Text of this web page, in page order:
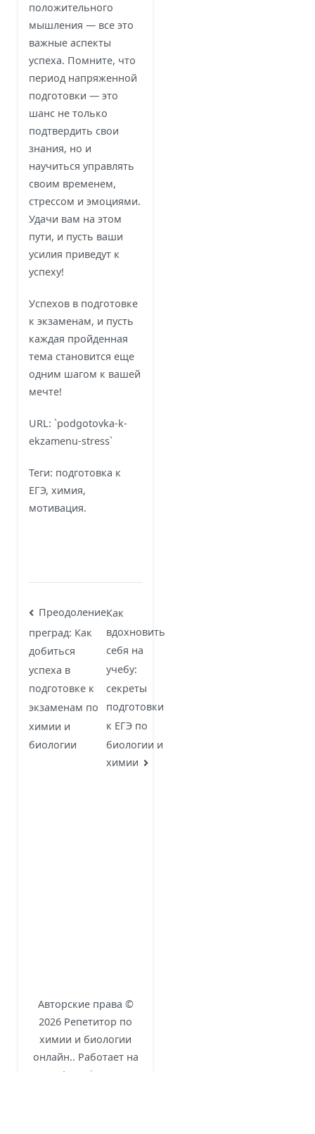
положительного
мышления — все это
важные аспекты
успеха. Помните, что
период напряженной
подготовки — это
шанс не только
подтвердить свои
знания, но и
научиться управлять
своим временем,
стрессом и эмоциями.
Удачи вам на этом
пути, и пусть ваши
усилия приведут к
успеху!
Успехов в подготовке
к экзаменам, и пусть
каждая пройденная
тема становится еще
одним шагом к вашей
мечте!
URL: `podgotovka-k-
ekzamenu-stress`
Теги: подготовка к
ЕГЭ, химия,
мотивация.
Навигация
по
записям
Преодоление
преград: Как
добиться
успеха в
подготовке к
экзаменам по
химии и
биологии
Как
вдохновить
себя на
учебу:
секреты
подготовки
к ЕГЭ по
биологии и
химии
Авторские права ©
2026 Репетитор по
химии и биологии
онлайн.. Работает на
eLearning